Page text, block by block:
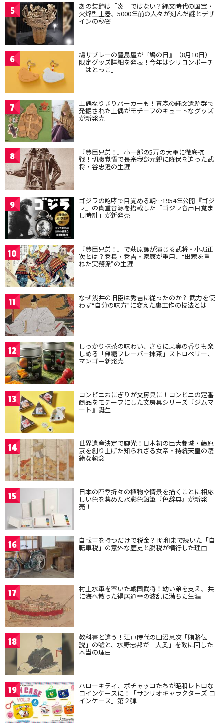
5 あの装飾は「炎」ではない？縄文時代の国宝・
火焔型土器、5000年前の人々が刻んだ謎とデザ
インの秘密
6 鳩サブレーの豊島屋が『鳩の日』（8月10日）
限定グッズ詳細を発表！今年はシリコンポーチ
「はとっこ」
7 土偶なりきりパーカーも！青森の縄文遺跡群で
発掘された土偶がモチーフのキュートなグッズ
が新発売
8 『豊臣兄弟！』小一郎の5万の大軍に徹底抗
戦！切腹覚悟で長宗我部元親に降伏を迫った武
将・谷忠澄の生涯
9 ゴジラの咆哮で目覚める朝…1954年公開『ゴジ
ラ』の貴重音源を搭載した「ゴジラ音声目覚ま
し時計」が新発売
10 『豊臣兄弟！』で萩原護が演じる武将・小堀正
次とは？秀長・秀吉・家康が重用、“出家を重
ねた実務派”の生涯
11 なぜ浅井の旧臣は秀吉に従ったのか？ 武力を使
わず“自分の味方”に変えた裏工作の技法とは
12 しっかり抹茶の味わい、さらに果実の香りも楽
しめる「無糖フレーバー抹茶」ストロベリー、
マンゴー新発売
13 コンビニおにぎりが文房具に！コンビニの定番
商品をモチーフにした文房具シリーズ『ジムマ
ート』誕生
14 世界遺産決定で脚光！日本初の巨大都城・藤原
京を創り上げた知られざる女帝・持統天皇の凄
絶な執念
15 日本の四季折々の植物や情景を描くことに相応
しい色を集めた水彩色鉛筆『色辞典』が新発
売！
16 自転車を持つだけで税金？ 昭和まで続いた「自
転車税」の意外な歴史と脱税が横行した理由
17 村上水軍を率いた戦国武将！幼い弟を支え、共
に海へ散った得居通幸の波乱に満ちた生涯
18 教科書と違う！江戸時代の田沼意次「賄賂伝
説」の嘘と、水野忠邦が「大奥」を敵に回した
本当の理由
19 ハローキティ、ポチャッコたちが昭和レトロな
コインケースに！「サンリオキャラクターズ コ
インケース」第２弾